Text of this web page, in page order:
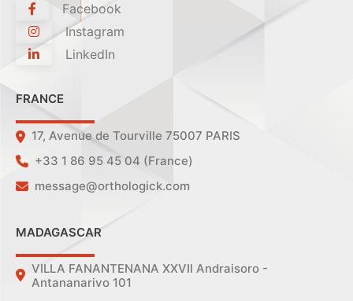
Facebook
Instagram
LinkedIn
FRANCE
17, Avenue de Tourville 75007 PARIS
+33 1 86 95 45 04 (France)
message@orthologick.com
MADAGASCAR
VILLA FANANTENANA XXVII Andraisoro -
Antananarivo 101